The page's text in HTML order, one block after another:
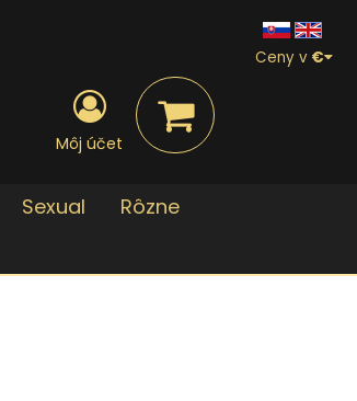
Môj účet
Ceny v €
Sexual
Rôzne